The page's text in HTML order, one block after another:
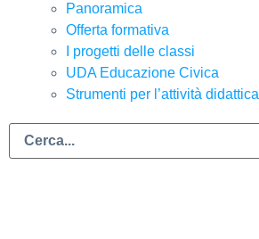
Panoramica
Offerta formativa
I progetti delle classi
UDA Educazione Civica
Strumenti per l’attività didattica